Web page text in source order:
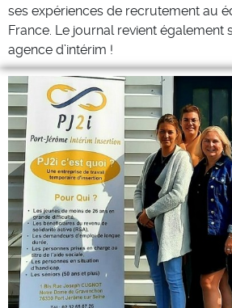
ses expériences de recrutement au
France. Le journal revient également
agence d’intérim !